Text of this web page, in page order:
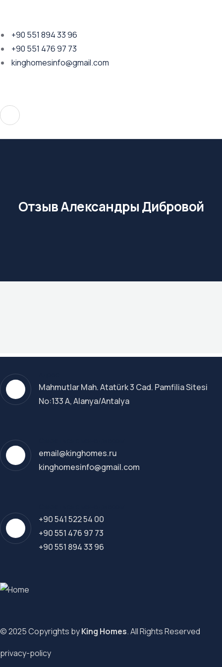
+90 551 894 33 96
+90 551 476 97 73
kinghomesinfo@gmail.com
Отзыв Александры Дибровой
Mahmutlar Mah. Atatürk 3 Cad. Pamfilia Sitesi
No:133 A, Alanya/Antalya
email@kinghomes.ru
kinghomesinfo@gmail.com
+90 541 522 54 00
+90 551 476 97 73
+90 551 894 33 96
© 2025 Copyrights byKing Homes. All Rights Reserved
privacy-policy